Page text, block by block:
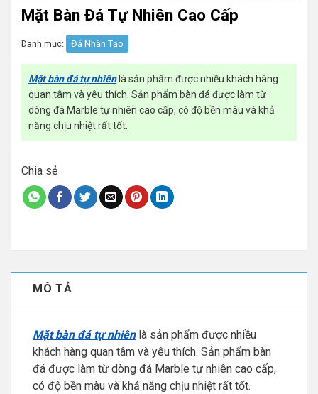
Mặt Bàn Đá Tự Nhiên Cao Cấp
Danh mục: Đá Nhân Tạo
Mặt bàn đá tự nhiênlà sản phẩm được nhiều khách hàng
quan tâm và yêu thích. Sản phẩm bàn đá được làm từ
dòng đá Marble tự nhiên cao cấp, có độ bền màu và khả
năng chịu nhiệt rất tốt.
Chia sẻ
MÔ TẢ
Mặt bàn đá tự nhiênlà sản phẩm được nhiều
khách hàng quan tâm và yêu thích. Sản phẩm bàn
đá được làm từ dòng đá Marble tự nhiên cao cấp,
có độ bền màu và khả năng chịu nhiệt rất tốt.